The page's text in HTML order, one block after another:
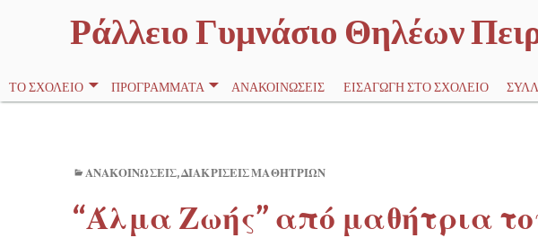
Ράλλειο Γυμνάσιο Θηλέων
ΤΟ ΣΧΟΛΕΊΟ ΠΡΟΓΡΆΜΜΑΤΑ ΑΝΑΚΟΙΝΏΣΕΙΣ ΕΙΣΑΓΩΓΉ ΣΤΟ ΣΧΟΛΕΊΟ
ΑΝΑΚΟΙΝΏΣΕΙΣ,ΔΙΑΚΡΊΣΕΙΣ ΜΑΘΗΤΡΙΏΝ
“Άλμα Ζωής” από μαθήτρια